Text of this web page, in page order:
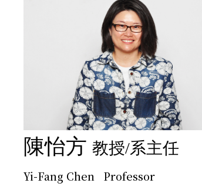
陳怡方 教授/系主任
Yi-Fang Chen Professor